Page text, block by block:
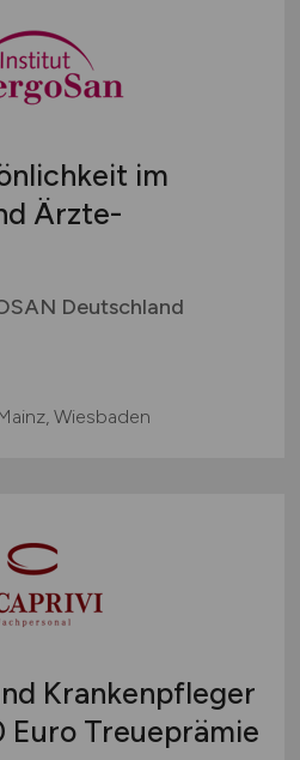
im
Ärzte-
Deutschland
Wiesbaden
Krankenpfleger
Euro Treueprämie